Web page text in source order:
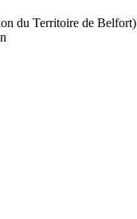
du Territoire de Belfort)